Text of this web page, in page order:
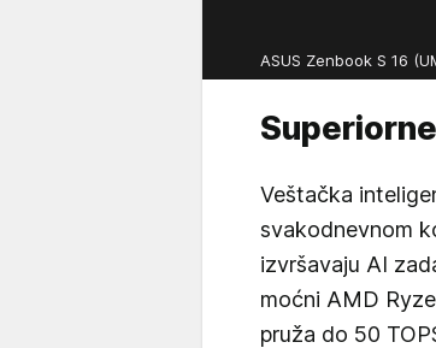
ASUS Zenbook S 16
Veštačka
svakodnevnom
izvršavaju AI
moćni AMD
pruža do 50